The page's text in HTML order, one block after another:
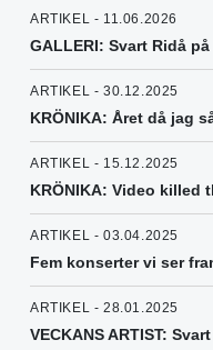
ARTIKEL - 11.06.2026
GALLERI: Svart Ridå
ARTIKEL - 30.12.2025
KRÖNIKA: Året då jag
ARTIKEL - 15.12.2025
KRÖNIKA: Video killed
ARTIKEL - 03.04.2025
Fem konserter vi ser
ARTIKEL - 28.01.2025
VECKANS ARTIST: